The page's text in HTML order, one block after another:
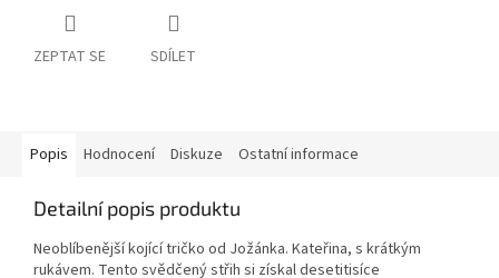
ZEPTAT SE SDÍLET
Popis Hodnocení Diskuze Ostatní informace
Detailní popis produktu
Neoblíbenější kojící tričko od Jožánka. Kateřina, s krátkým
rukávem. Tento svědčený střih si získal desetitisíce